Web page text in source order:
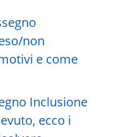
Inclusione
ecco i